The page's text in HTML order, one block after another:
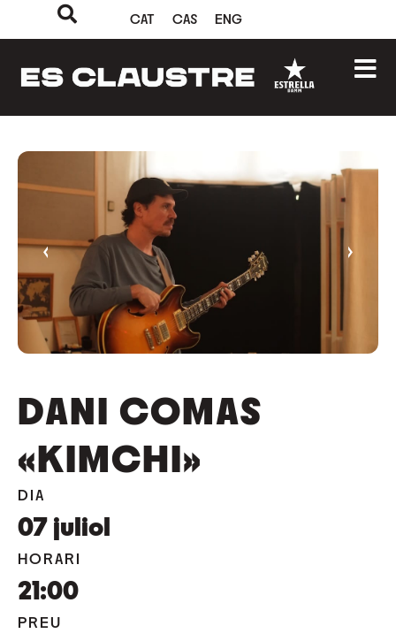
CAT CAS ENG
‹ ›
DANI COMAS
«KIMCHI»
DIA
07 juliol
HORARI
21:00
PREU